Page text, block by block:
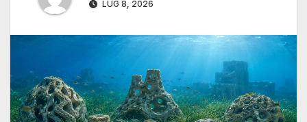
LUG 8, 2026